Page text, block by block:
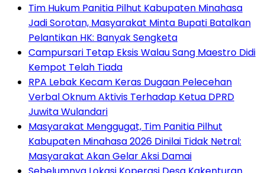
Tim Hukum Panitia Pilhut Kabupaten Minahasa
Jadi Sorotan, Masyarakat Minta Bupati Batalkan
Pelantikan HK: Banyak Sengketa
Campursari Tetap Eksis Walau Sang Maestro Didi
Kempot Telah Tiada
RPA Lebak Kecam Keras Dugaan Pelecehan
Verbal Oknum Aktivis Terhadap Ketua DPRD
Juwita Wulandari
Masyarakat Menggugat, Tim Panitia Pilhut
Kabupaten Minahasa 2026 Dinilai Tidak Netral:
Masyarakat Akan Gelar Aksi Damai